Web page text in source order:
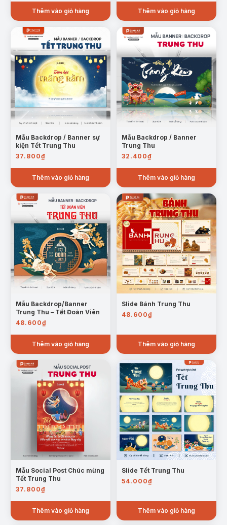
Thêm vào giỏ hàng Thêm vào giỏ hàng
Mẫu Backdrop / Banner sự
kiện Tết Trung Thu
37.800₫
Thêm vào giỏ hàng
Mẫu Backdrop / Banner
Trung Thu
32.400₫
Thêm vào giỏ hàng
Mẫu Backdrop/Banner
Trung Thu – Tết Đoàn Viên
48.600₫
Thêm vào giỏ hàng
Slide Bánh Trung Thu
48.600₫
Thêm vào giỏ hàng
Mẫu Social Post Chúc mừng
Tết Trung Thu
37.800₫
Thêm vào giỏ hàng
Slide Tết Trung Thu
54.000₫
Thêm vào giỏ hàng